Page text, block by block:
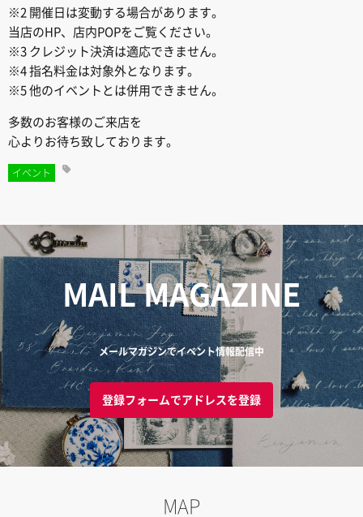
※2 開催日は変動する場合があります。
当店のHP、店内POPをご覧ください。
※3 クレジット決済は適応できません。
※4 指名料金は対象外となります。
※5 他のイベントとは併用できません。
多数のお客様のご来店を
心よりお待ち致しております。
イベント
MAIL MAGAZINE
メールマガジンでイベント情報配信中
登録フォームでアドレスを登録
MAP